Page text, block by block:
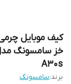
کیف موبایل
A30s
برند:سامسونگ